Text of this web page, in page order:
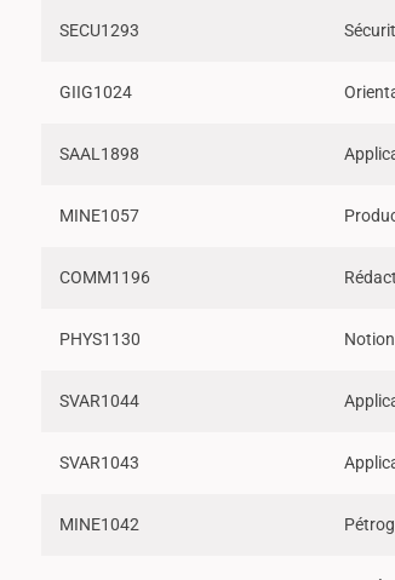
SECU1293
GIIG1024
SAAL1898
MINE1057
COMM1196
PHYS1130
SVAR1044
SVAR1043
MINE1042